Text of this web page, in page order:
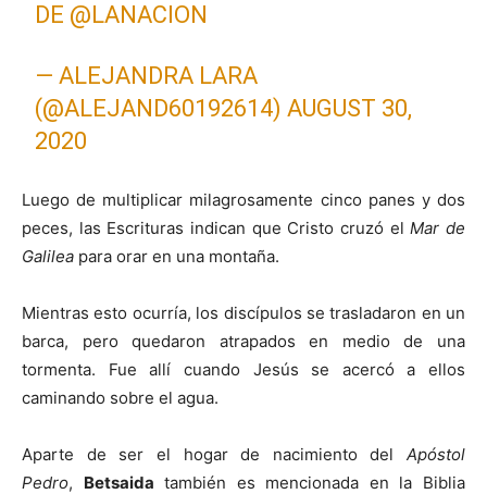
DE @LANACION
— ALEJANDRA LARA
(@ALEJAND60192614)AUGUST 30,
2020
Luego de multiplicar milagrosamente cinco panes y dos
peces, las Escrituras indican que Cristo cruzó elMar de
Galilea para orar en una montaña.
Mientras esto ocurría, los discípulos se trasladaron en un
barca, pero quedaron atrapados en medio de una
tormenta. Fue allí cuando Jesús se acercó a ellos
caminando sobre el agua.
Aparte de ser el hogar de nacimiento del Apóstol
Pedro, Betsaida también es mencionada en la Biblia